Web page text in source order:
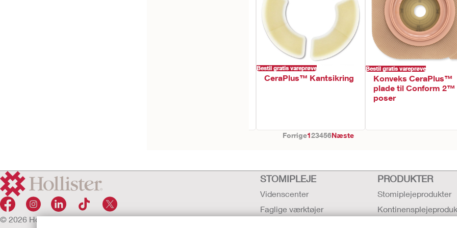
Bestil gratis vareprøve
CeraPlus™ Kantsikring
Bestil gratis vareprøve
Konveks CeraPlus™
plade til Conform 2™
poser
Forrige123456Næste
© 2026 Hollister Incorporated
STOMIPLEJE
Videnscenter
Faglige værktøjer
PRODUKTER
Stomiplejeprodukter